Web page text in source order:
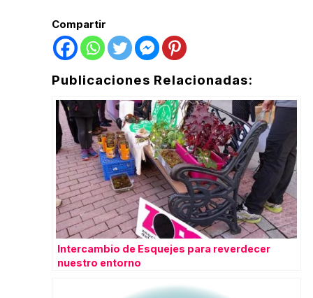
Compartir
Publicaciones Relacionadas:
Intercambio de Esquejes para reverdecer
nuestro entorno